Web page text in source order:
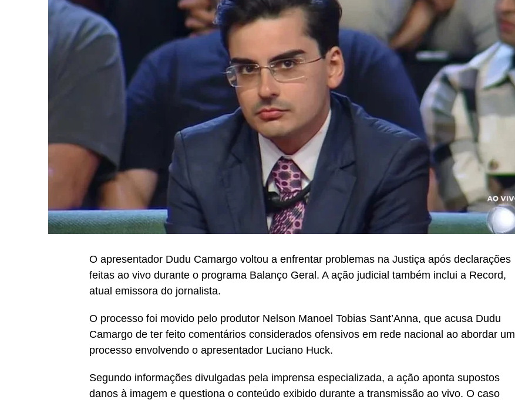
O apresentador Dudu Camargo voltou a enfrentar problemas na Justiça após declarações
feitas ao vivo durante o programa Balanço Geral. A ação judicial também inclui a Record,
atual emissora do jornalista.
O processo foi movido pelo produtor Nelson Manoel Tobias Sant’Anna, que acusa Dudu
Camargo de ter feito comentários considerados ofensivos em rede nacional ao abordar um
processo envolvendo o apresentador Luciano Huck.
Segundo informações divulgadas pela imprensa especializada, a ação aponta supostos
danos à imagem e questiona o conteúdo exibido durante a transmissão ao vivo. O caso